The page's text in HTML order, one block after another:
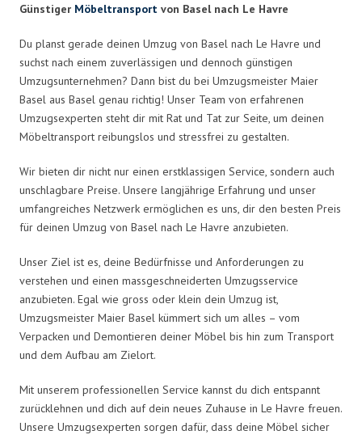
Günstiger Möbeltransport von Basel nach Le Havre
Du planst gerade deinen Umzug von Basel nach Le Havre und
suchst nach einem zuverlässigen und dennoch günstigen
Umzugsunternehmen? Dann bist du bei Umzugsmeister Maier
Basel aus Basel genau richtig! Unser Team von erfahrenen
Umzugsexperten steht dir mit Rat und Tat zur Seite, um deinen
Möbeltransport reibungslos und stressfrei zu gestalten.
Wir bieten dir nicht nur einen erstklassigen Service, sondern auch
unschlagbare Preise. Unsere langjährige Erfahrung und unser
umfangreiches Netzwerk ermöglichen es uns, dir den besten Preis
für deinen Umzug von Basel nach Le Havre anzubieten.
Unser Ziel ist es, deine Bedürfnisse und Anforderungen zu
verstehen und einen massgeschneiderten Umzugsservice
anzubieten. Egal wie gross oder klein dein Umzug ist,
Umzugsmeister Maier Basel kümmert sich um alles – vom
Verpacken und Demontieren deiner Möbel bis hin zum Transport
und dem Aufbau am Zielort.
Mit unserem professionellen Service kannst du dich entspannt
zurücklehnen und dich auf dein neues Zuhause in Le Havre freuen.
Unsere Umzugsexperten sorgen dafür, dass deine Möbel sicher